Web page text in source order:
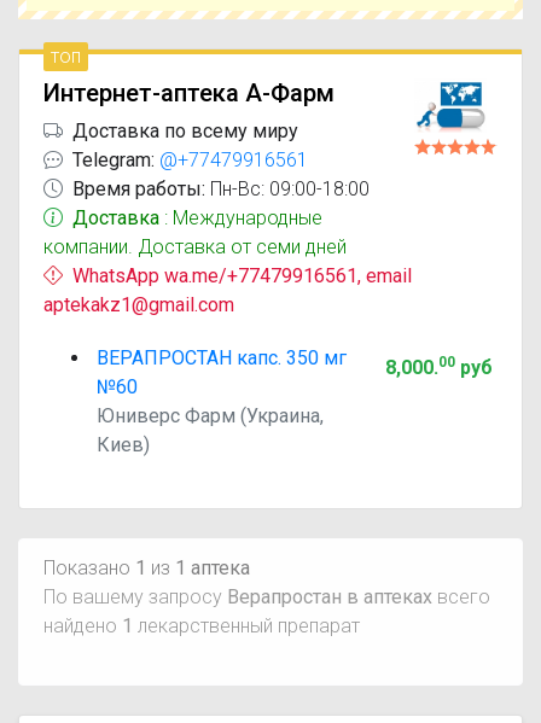
и выбрать оптимальный вариант по цене и
наличию.
топ
Интернет-аптека А-Фарм
Доставка по всему миру
Telegram: @+77479916561
Время работы: Пн-Вс: 09:00-18:00
Доставка : Международные
компании. Доставка от семи дней
WhatsApp wa.me/+77479916561, email
aptekakz1@gmail.com
ВЕРАПРОСТАН капс. 350 мг
№60
Юниверс Фарм (Украина,
Киев)
8,000.00руб
Показано 1 из 1 аптека
По вашему запросу Верапростан в аптеках всего
найдено 1 лекарственный препарат